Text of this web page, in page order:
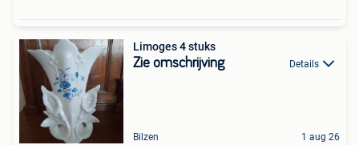
Limoges 4 stuks
Zie omschrijving Details
Bilzen 1 aug 26